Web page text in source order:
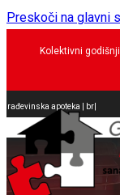
Preskoči na glavni
Kolektivni
Građevinska apoteka | Sa